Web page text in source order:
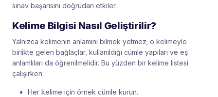
sınav başarısını doğrudan etkiler.
Kelime Bilgisi Nasıl Geliştirilir?
Yalnızca kelimenin anlamını bilmek yetmez; o kelimeyle
birlikte gelen bağlaçlar, kullanıldığı cümle yapıları ve eş
anlamlıları da öğrenilmelidir. Bu yüzden bir kelime listesi
çalışırken:
Her kelime için örnek cümle kurun.